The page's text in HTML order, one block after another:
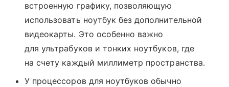
встроенную графику, позволяющую
использовать ноутбук без дополнительной
видеокарты. Это особенно важно
для ультрабуков и тонких ноутбуков, где
на счету каждый миллиметр пространства.
У процессоров для ноутбуков обычно